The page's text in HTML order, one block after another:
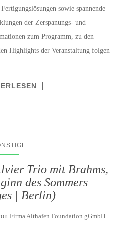
sowie spannende
der Zerspanungs- und
zum Programm, zu den
Highlights der Veranstaltung folgen
Trio mit Brahms,
des Sommers
| Berlin)
Firma Althafen Foundation gGmbH